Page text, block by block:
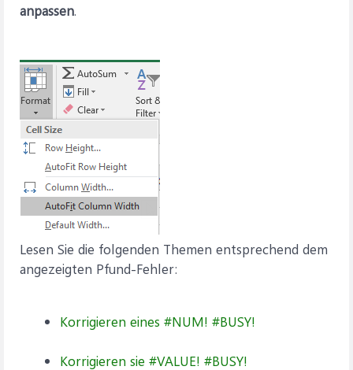
anpassen.
Lesen Sie die folgenden Themen entsprechend dem
angezeigten Pfund-Fehler:
Korrigieren eines #NUM! #BUSY!
Korrigieren sie #VALUE! #BUSY!